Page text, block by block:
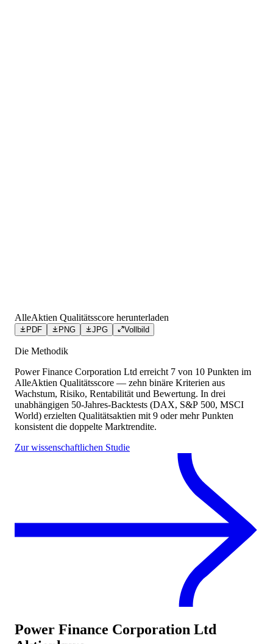
AlleAktien Qualitätsscore herunterladen
PDF PNG JPG Vollbild
Die Methodik
Power Finance Corporation Ltd erreicht 7 von 10 Punkten im
AlleAktien Qualitätsscore — zehn binäre Kriterien aus
Wachstum, Risiko, Rentabilität und Bewertung. In drei
unabhängigen 50-Jahres-Backtests (DAX, S&P 500, MSCI
World) erzielten Qualitätsaktien mit 9 oder mehr Punkten
konsistent die doppelte Marktrendite.
Zur wissenschaftlichen Studie
Power Finance Corporation Ltd